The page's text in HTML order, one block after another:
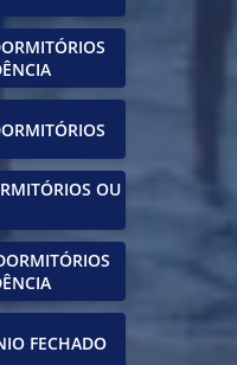
OU
FECHADO